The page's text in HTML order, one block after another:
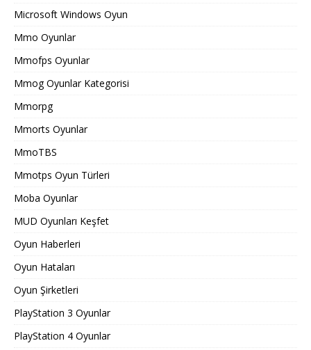
Microsoft Windows Oyun
Mmo Oyunlar
Mmofps Oyunlar
Mmog Oyunlar Kategorisi
Mmorpg
Mmorts Oyunlar
MmoTBS
Mmotps Oyun Türleri
Moba Oyunlar
MUD Oyunları Keşfet
Oyun Haberleri
Oyun Hataları
Oyun Şirketleri
PlayStation 3 Oyunlar
PlayStation 4 Oyunlar